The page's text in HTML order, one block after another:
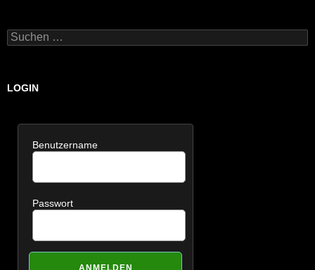
Suchen
nach:
LOGIN
Benutzername
Passwort